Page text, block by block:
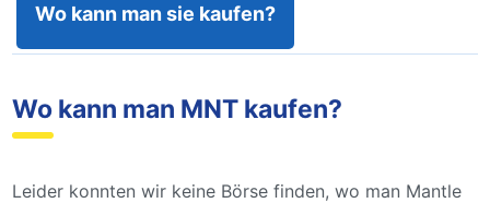
Wo kann man sie kaufen?
Wo kann man MNT kaufen?
Leider konnten wir keine Börse finden, wo man Mantle